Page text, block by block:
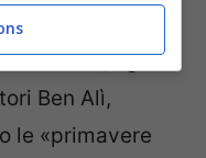
con
Tunisia, Egitto
Ben Alì,
le «primavere